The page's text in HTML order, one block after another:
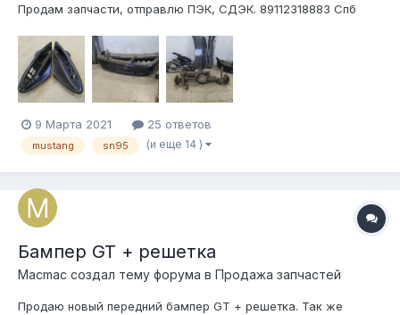
Продам запчасти, отправлю ПЭК, СДЭК. 89112318883 Спб
9 Марта 2021 25 ответов
mustang sn95 (и еще 14 )
Бампер GT + решетка
Macmac создал тему форума в Продажа запчастей
Продаю новый передний бампер GT + решетка. Так же